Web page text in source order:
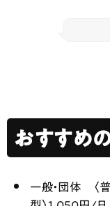
おすすめ
一般・団体 〈